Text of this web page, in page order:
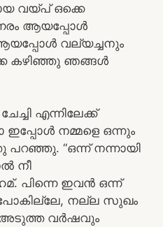
വയ്പ് ഒക്കെ
ആയപ്പോൾ
വല്യച്ചനും
കഴിഞ്ഞു ഞങ്ങൾ
എന്നിലേക്ക്‌
നമ്മളെ ഒന്നും
പറഞ്ഞു. “ഒന്ന് നന്നായി
നീ
പിന്നെ ഇവൻ ഒന്ന്
നല്ല സുഖം
വർഷവും